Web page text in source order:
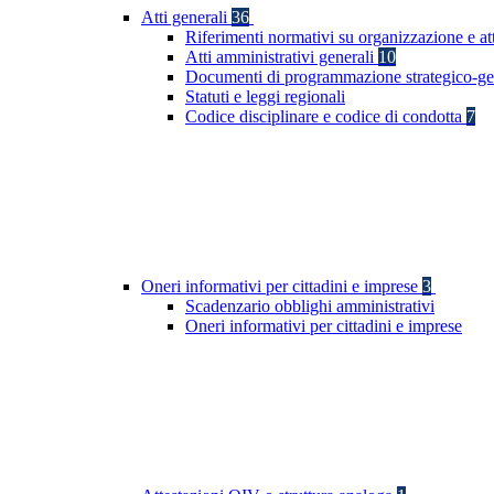
Atti generali 36
Riferimenti normativi su organizzazione e
Atti amministrativi generali 10
Documenti di programmazione strategico-
Statuti e leggi regionali
Codice disciplinare e codice di condotta 7
Oneri informativi per cittadini e imprese 3
Scadenzario obblighi amministrativi
Oneri informativi per cittadini e imprese